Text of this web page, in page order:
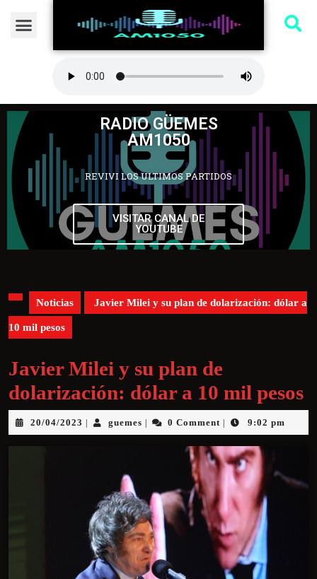
RADIO GÜEMES
AM1050
REVIVI LOS ULTIMOS PARTIDOS
VISITAR CANAL DE
YOUTUBE
Noticias Javier Milei y su plan de dolarización: dólar a
10 mil pesos
Javier Milei y su plan de
dolarización: dólar a 10 mil pesos
20/04/2023 guemes 0 Comment 9:02 pm